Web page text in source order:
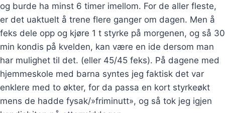
og burde ha minst 6 timer imellom. For de aller fleste,
er det uaktuelt å trene flere ganger om dagen. Men å
feks dele opp og kjøre 1 t styrke på morgenen, og så 30
min kondis på kvelden, kan være en ide dersom man
har mulighet til det. (eller 45/45 feks). På dagene med
hjemmeskole med barna syntes jeg faktisk det var
enklere med to økter, for da passa en kort styrkeøkt
mens de hadde fysak/»friminutt», og så tok jeg igjen